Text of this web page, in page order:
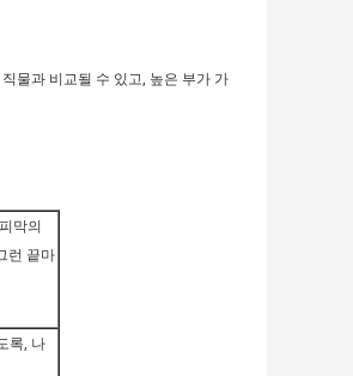
물과 비교될 수 있고, 높은 부가 가
막의
런 끝마
록, 나